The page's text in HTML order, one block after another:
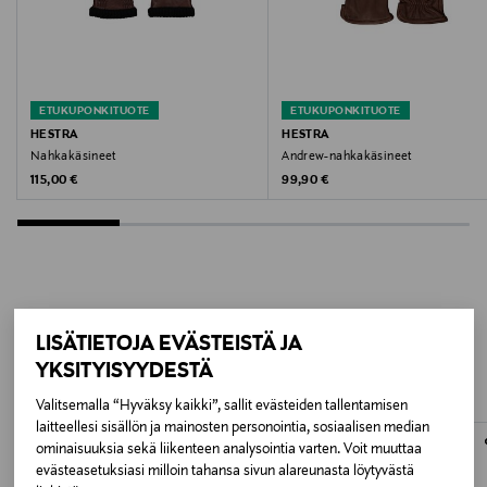
LISÄTIETOJA EVÄSTEISTÄ JA
YKSITYISYYDESTÄ
Valitsemalla “Hyväksy kaikki”, sallit evästeiden tallentamisen
laitteellesi sisällön ja mainosten personointia, sosiaalisen median
ominaisuuksia sekä liikenteen analysointia varten. Voit muuttaa
evästeasetuksiasi milloin tahansa sivun alareunasta löytyvästä
Valmistaja
Lindex Group Oyj
Valmistajan osoite
Digitaalinen osoite
www.stockmann.com/asiakaspalvelu
Avainsanat
nahkahanskat, hansikkaat, sormikkaat, leather
ETUKUPONKITUOTE
HESTRA
Nahkakäsineet
Original Price
115,00 €
ETUKUPONKITUOTE
HESTRA
Andrew-nahkakäsineet
Original Price
99,90 €
LISÄÄ KIINNOSTAVIA
TUOTTEITA